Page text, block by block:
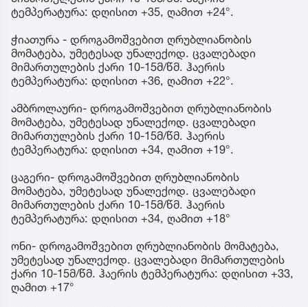
ტემპერატურა: დღისით +35, ღამით +24°.
ჭიათურა - დროგამოშვებით ღრუბლიანობის
მომატება, უმეტესად უნალექოდ. ცვალებადი
მიმართულების ქარი 10-15მ/წმ. ჰაერის
ტემპერატურა: დღისით +36, ღამით +22°.
ამბროლაური- დროგამოშვებით ღრუბლიანობის
მომატება, უმეტესად უნალექოდ. ცვალებადი
მიმართულების ქარი 10-15მ/წმ. ჰაერის
ტემპერატურა: დღისით +34, ღამით +19°.
ცაგერი- დროგამოშვებით ღრუბლიანობის
მომატება, უმეტესად უნალექოდ. ცვალებადი
მიმართულების ქარი 10-15მ/წმ. ჰაერის
ტემპერატურა: დღისით +34, ღამით +18°
ონი- დროგამოშვებით ღრუბლიანობის მომატება,
უმეტესად უნალექოდ. ცვალებადი მიმართულების
ქარი 10-15მ/წმ. ჰაერის ტემპერატურა: დღისით +33,
ღამით +17°